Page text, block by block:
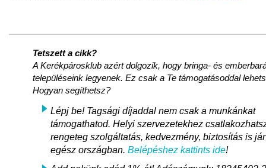
Tetszett a cikk?
A Kerékpárosklub azért dolgozik, hogy bringa- és
településeink legyenek. Ez csak a Te támogatásoddal
Hogyan segíthetsz?
Lépj be! Tagsági díjaddal nem csak a munkánkat
támogathatod. Helyi szervezetekhez
rengeteg szolgáltatás, kedvezmény, biztosítás is
egész országban. Belépéshez kattints ide!